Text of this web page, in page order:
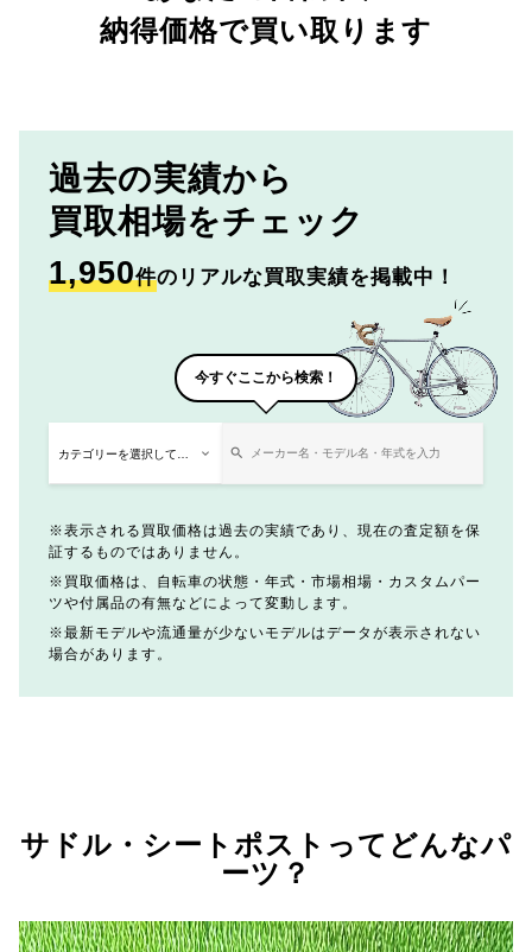
納得価格で買い取ります
過去の実績から
買取相場をチェック
1,950件のリアルな買取実績を掲載中！
今すぐここから検索！
表示される買取価格は過去の実績であり、現在の査定額を保
証するものではありません。
買取価格は、自転車の状態・年式・市場相場・カスタムパー
ツや付属品の有無などによって変動します。
最新モデルや流通量が少ないモデルはデータが表示されない
場合があります。
サドル・シートポストってどんなパ
ーツ？